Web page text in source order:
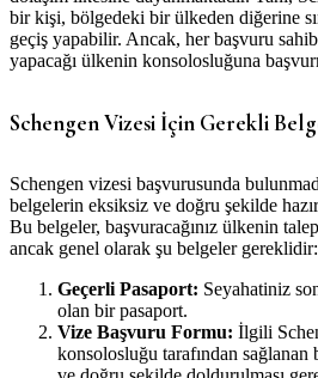
bir kişi, bölgedeki bir ülkeden diğerine
geçiş yapabilir. Ancak, her başvuru
yapacağı ülkenin konsolosluğuna
Schengen Vizesi İçin Gerekli
Schengen vizesi başvurusunda
belgelerin eksiksiz ve doğru şekilde
Bu belgeler, başvuracağınız ülkenin
ancak genel olarak şu belgeler gereklidir:
Geçerli Pasaport: Seyahatiniz
olan bir pasaport.
Vize Başvuru Formu: İlgili
konsolosluğu tarafından